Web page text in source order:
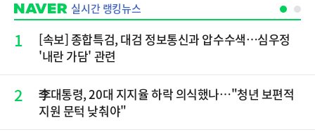
실시간 랭킹뉴스
1
[속보] 종합특검, 대검 정보통신과 압수수색…심우정
'내란 가담' 관련
2
李대통령, 20대 지지율 하락 의식했나…"청년 보편적
지원 문턱 낮춰야"